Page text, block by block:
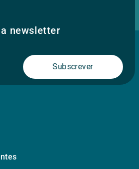
newsletter
Subscrever